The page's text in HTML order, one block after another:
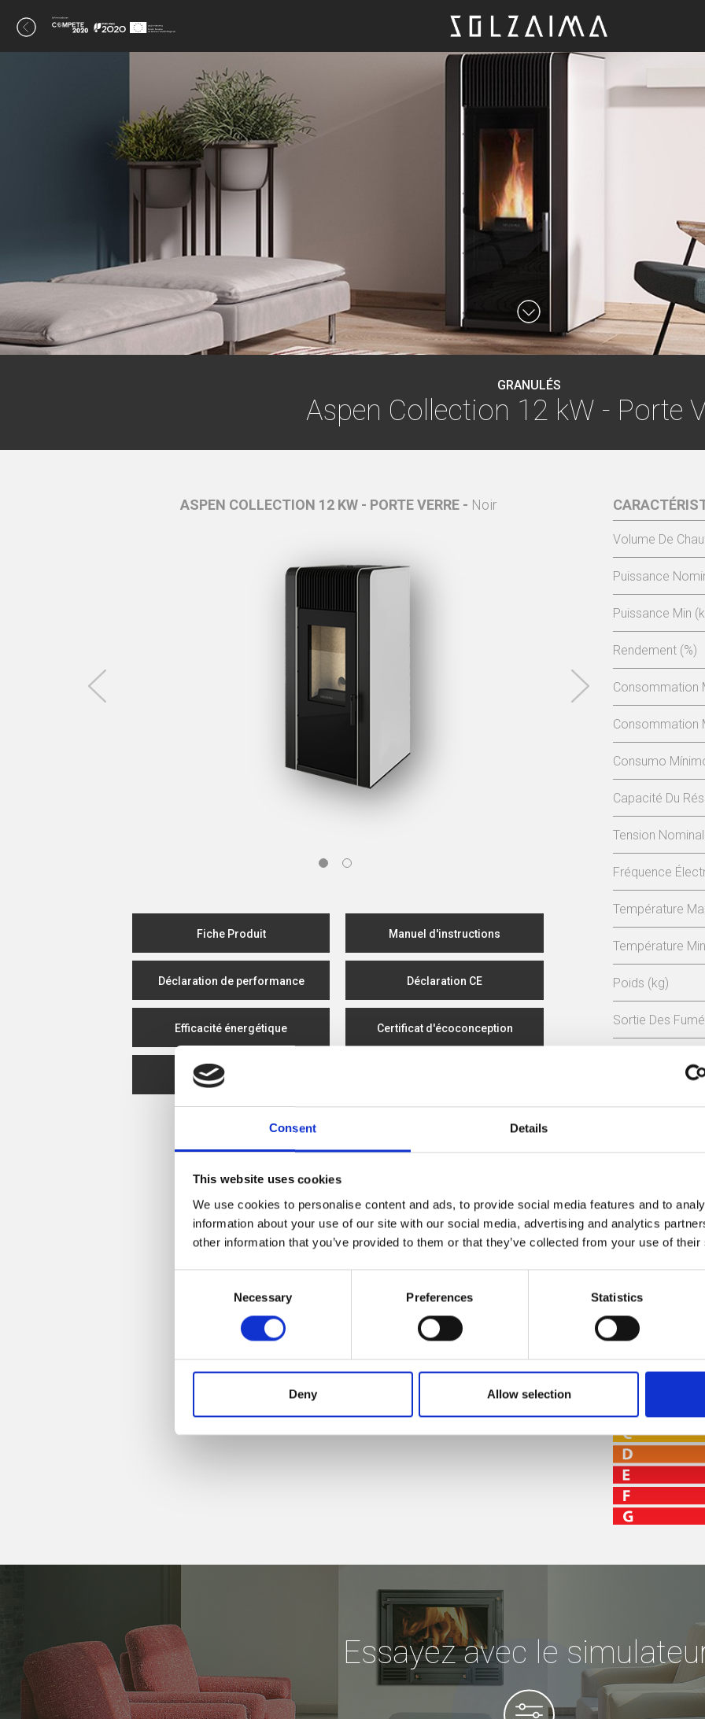
Consent Details
This website uses cookies
We use cookies to personalise content and ads, to provide social media features and to
information about your use of our site with our social media, advertising and analytics
other information that you’ve provided to them or that they’ve collected from your use of
Necessary Preferences Statistics
Deny Allow selection
GRANULÉS
Aspen Collection 12 kW - Porte
ASPEN COLLECTION 12 KW - PORTE VERRE - Noir ASPEN
Fiche Produit Manuel d'instructions
Déclaration de performance Déclaration CE
Efficacité énergétique Certificat d'écoconception
Spare Parts
Volume De
Puissance
Puissance Min
Rendement (%)
Consommation
Consommation
Consumo
Capacité Du
Tension
Fréquence
Température
Température
Poids (kg)
Sortie Des
Rendement
96 %
classe
Essayez avec le